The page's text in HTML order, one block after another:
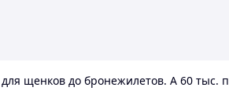
щенков до бронежилетов. А 60 тыс.